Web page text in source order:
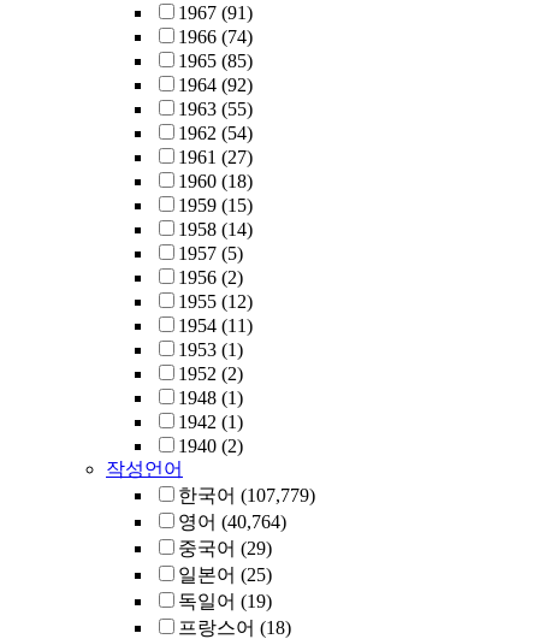
1967 (91)
1966 (74)
1965 (85)
1964 (92)
1963 (55)
1962 (54)
1961 (27)
1960 (18)
1959 (15)
1958 (14)
1957 (5)
1956 (2)
1955 (12)
1954 (11)
1953 (1)
1952 (2)
1948 (1)
1942 (1)
1940 (2)
작성언어
한국어 (107,779)
영어 (40,764)
중국어 (29)
일본어 (25)
독일어 (19)
프랑스어 (18)